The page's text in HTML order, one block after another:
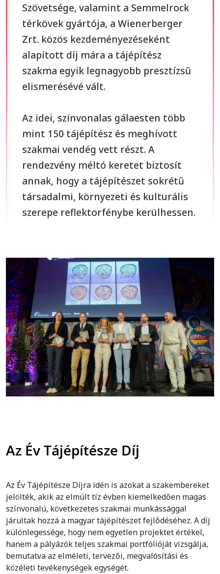
Szövetsége, valamint a Semmelrock
térkövek gyártója, a Wienerberger
Zrt. közös kezdeményezéseként
alapított díj mára a tájépítész
szakma egyik legnagyobb presztízsű
elismerésévé vált.
Az idei, színvonalas gálaesten több
mint 150 tájépítész és meghívott
szakmai vendég vett részt. A
rendezvény méltó keretet biztosít
annak, hogy a tájépítészet sokrétű
társadalmi, környezeti és kulturális
szerepe reflektorfénybe kerülhessen.
Az Év Tájépítésze Díj
Az Év Tájépítésze Díjra idén is azokat a szakembereket
jelölték, akik az elmúlt tíz évben kiemelkedően magas
színvonalú, következetes szakmai munkássággal
járultak hozzá a magyar tájépítészet fejlődéséhez. A díj
különlegessége, hogy nem egyetlen projektet értékel,
hanem a pályázók teljes szakmai portfólióját vizsgálja,
bemutatva az elméleti, tervezői, megvalósítási és
közéleti tevékenységek egységét.